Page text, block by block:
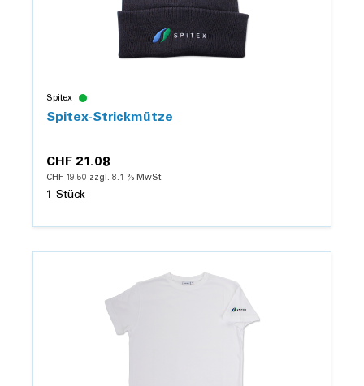
Spitex
Spitex-Strickmütze
CHF 21.08
CHF 19.50 zzgl. 8.1 % MwSt.
1 Stück
Details